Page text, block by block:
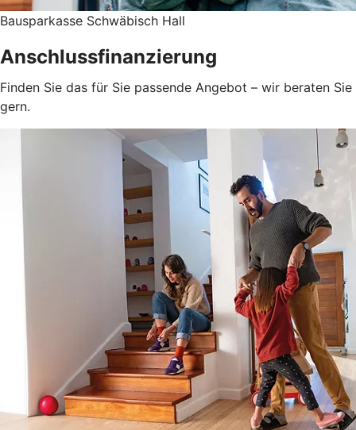
Bausparkasse Schwäbisch Hall
Anschlussfinanzierung
Finden Sie das für Sie passende Angebot – wir beraten Sie
gern.